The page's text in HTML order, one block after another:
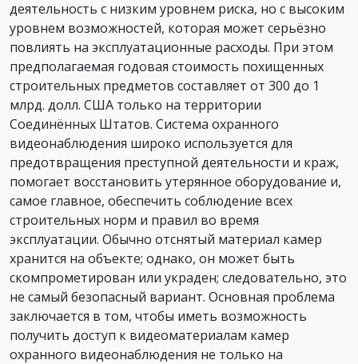
деятельность с низким уровнем риска, но с высоким
уровнем возможностей, которая может серьёзно
повлиять на эксплуатационные расходы. При этом
предполагаемая годовая стоимость похищенных
строительных предметов составляет от 300 до 1
млрд. долл. США только на территории
Соединённых Штатов. Система охранного
видеонаблюдения широко используется для
предотвращения преступной деятельности и краж,
помогает восстановить утерянное оборудование и,
самое главное, обеспечить соблюдение всех
строительных норм и правил во время
эксплуатации. Обычно отснятый материал камер
хранится на объекте; однако, он может быть
скомпрометирован или украден; следовательно, это
не самый безопасный вариант. Основная проблема
заключается в том, чтобы иметь возможность
получить доступ к видеоматериалам камер
охранного видеонаблюдения не только на